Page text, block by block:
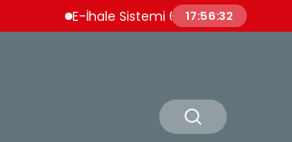
E-İhale Sistemi 6 Ayda 2,7 Milyar Lira Gelir
17:56:33